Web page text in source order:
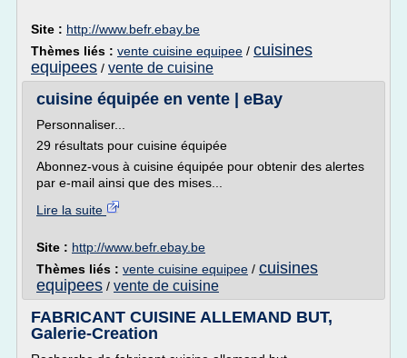
Site : http://www.befr.ebay.be
Thèmes liés : vente cuisine equipee / cuisines
equipees / vente de cuisine
cuisine équipée en vente | eBay
Personnaliser...
29 résultats pour cuisine équipée
Abonnez-vous à cuisine équipée pour obtenir des alertes
par e-mail ainsi que des mises...
Lire la suite
Site : http://www.befr.ebay.be
Thèmes liés : vente cuisine equipee / cuisines
equipees / vente de cuisine
FABRICANT CUISINE ALLEMAND BUT,
Galerie-Creation